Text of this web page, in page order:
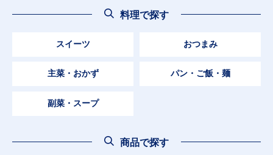
料理で探す
スイーツ おつまみ
主菜・おかず パン・ご飯・麺
副菜・スープ
商品で探す